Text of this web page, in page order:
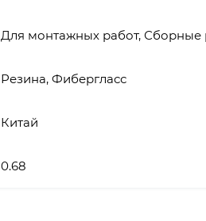
Для монтажных работ, Сборные
Резина, Фибергласс
Китай
0.68